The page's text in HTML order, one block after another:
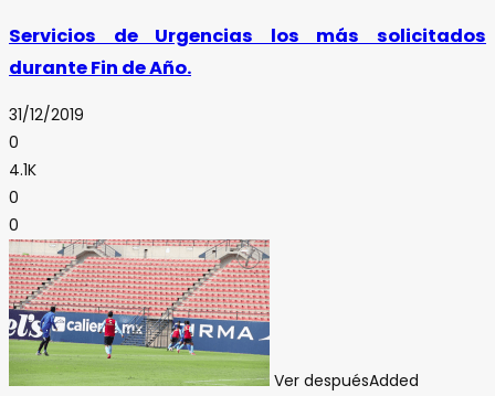
Servicios de Urgencias los más solicitados
durante Fin de Año.
31/12/2019
0
4.1K
0
0
Ver despuésAdded